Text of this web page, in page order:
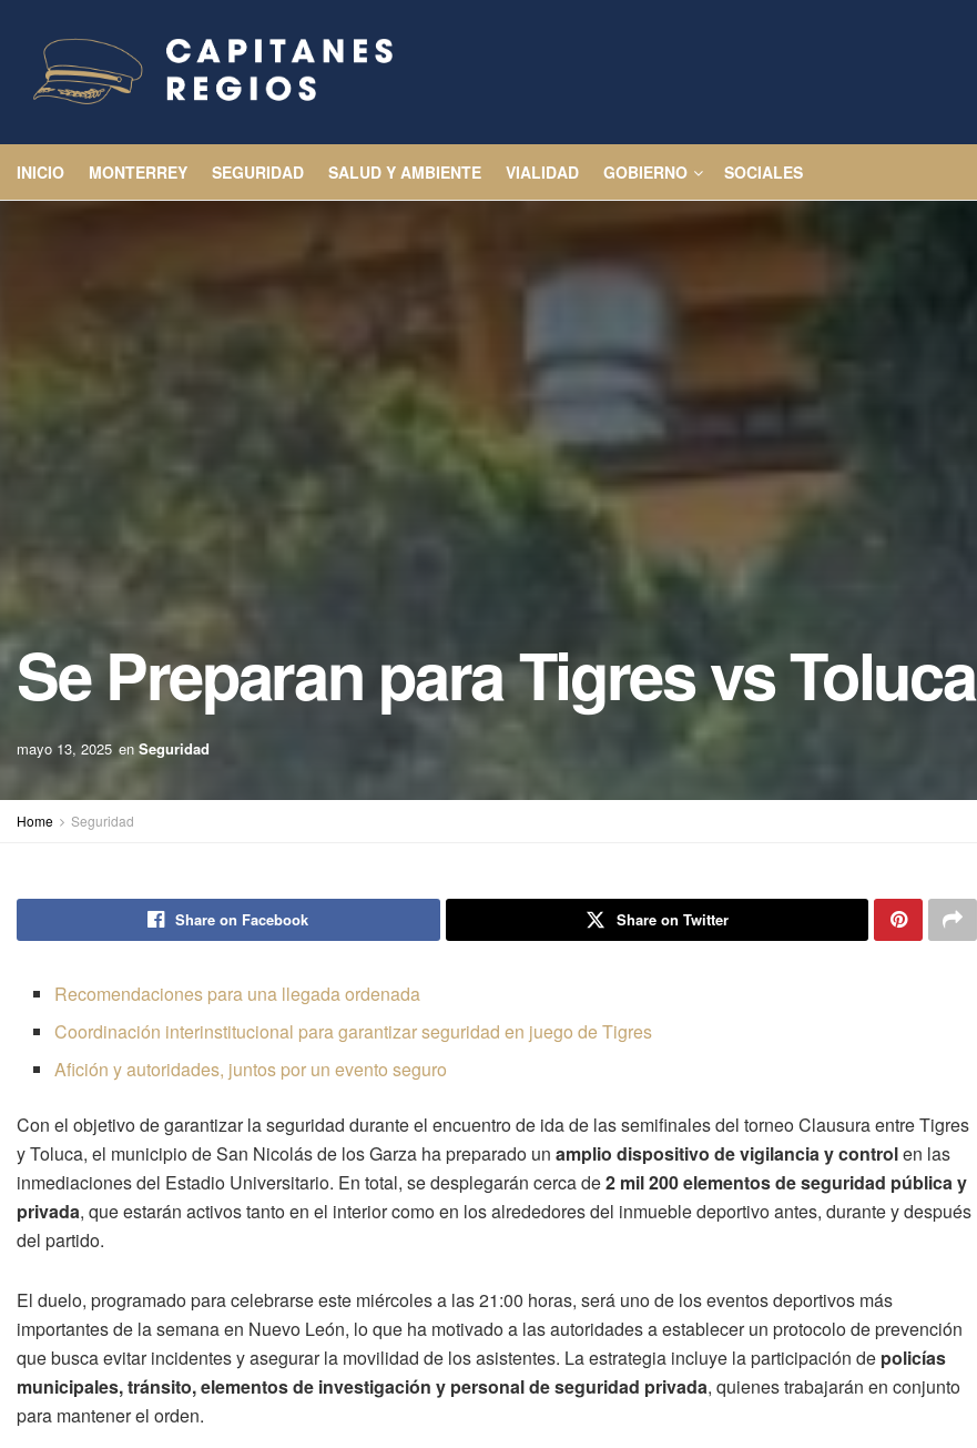
INICIO MONTERREY SEGURIDAD SALUD Y AMBIENTE VIALIDAD GOBIERNO SOCIALES
Se Preparan para Tigres vs Toluca
mayo 13, 2025 en Seguridad
Home Seguridad
Share on Facebook Share on Twitter
Recomendaciones para una llegada ordenada
Coordinación interinstitucional para garantizar seguridad en juego de Tigres
Afición y autoridades, juntos por un evento seguro
Con el objetivo de garantizar la seguridad durante el encuentro de ida de las semifinales del torneo Clausura entre Tigres
y Toluca, el municipio de San Nicolás de los Garza ha preparado un amplio dispositivo de vigilancia y controlen las
inmediaciones del Estadio Universitario. En total, se desplegarán cerca de2 mil 200 elementos de seguridad pública y
privada, que estarán activos tanto en el interior como en los alrededores del inmueble deportivo antes, durante y después
del partido.
El duelo, programado para celebrarse este miércoles a las 21:00 horas, será uno de los eventos deportivos más
importantes de la semana en Nuevo León, lo que ha motivado a las autoridades a establecer un protocolo de prevención
que busca evitar incidentes y asegurar la movilidad de los asistentes. La estrategia incluye la participación de policías
municipales, tránsito, elementos de investigación y personal de seguridad privada, quienes trabajarán en conjunto
para mantener el orden.